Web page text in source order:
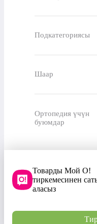
Подкатегориясы
Шаар
Ортопедия үчүн
буюмдар
Товарды Мой О!
тиркемесинен
аласыз